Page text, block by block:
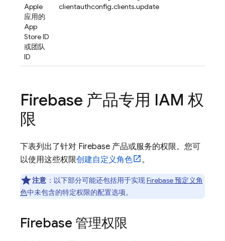
Apple
应用的
App
Store ID
或团队
ID
clientauthconfig.clients.update
Firebase 产品专用 IAM 权
限
下表列出了针对 Firebase 产品或服务的权限。您可
以使用这些权限创建自定义角色 。
注意 ：以下部分可能还包括用于实现Firebase 预定义角
色中未包含的特定权限的配置选项。
Firebase 管理权限